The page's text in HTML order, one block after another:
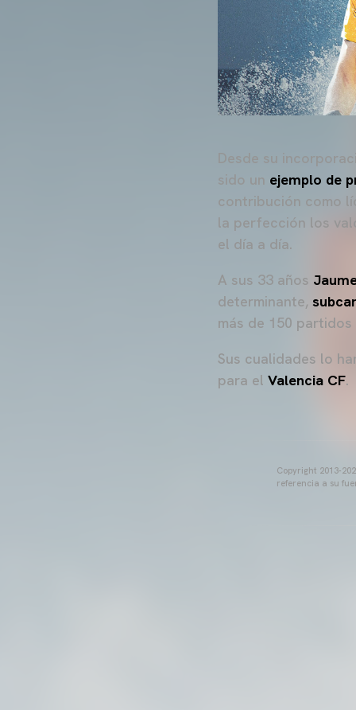
Desde su
sido un ejemplo de
contribución como
la perfección los
el día a día.
A sus 33 años
determinante,
más de 150
Sus cualidades lo
para el Valencia CF.
Copyright 2013-
referencia a su